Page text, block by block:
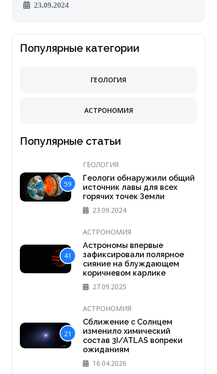
23.09.2024
Популярные категории
ГЕОЛОГИЯ
АСТРОНОМИЯ
Популярные статьи
59
ГЕОЛОГИЯ
Геологи обнаружили общий
источник лавы для всех
горячих точек Земли
23.09.2024
41
АСТРОНОМИЯ
Астрономы впервые
зафиксировали полярное
сияние на блуждающем
коричневом карлике
27.09.2025
21
АСТРОНОМИЯ
Сближение с Солнцем
изменило химический
состав 3I/ATLAS вопреки
ожиданиям
16.04.2026